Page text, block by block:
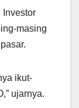
Investor
masing
ikut-
ujarnya.